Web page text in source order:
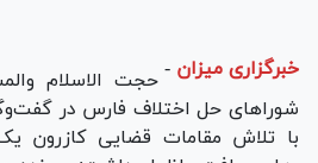
خبرگزاری میزان - حجت الاسلام
شورا‌های حل اختلاف فارس در
با تلاش مقامات قضایی کازرون